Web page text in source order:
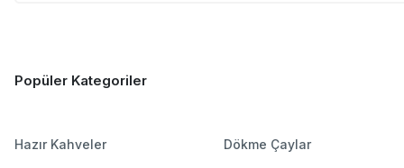
Popüler Kategoriler
Hazır Kahveler Dökme Çaylar